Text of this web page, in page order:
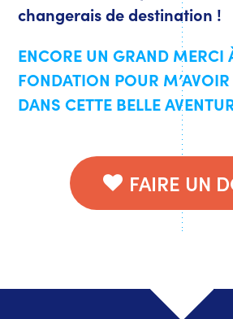
changerais de destination !
ENCORE UN GRAND MERCI
FONDATION POUR
DANS CETTE BELLE
FAIRE UN